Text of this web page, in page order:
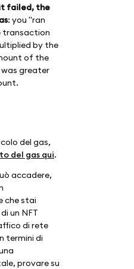
failed, the
: you "ran
transaction
by the
of the
greater
del gas,
del gas qui.
accadere,
che stai
un NFT
di rete
termini di
provare su